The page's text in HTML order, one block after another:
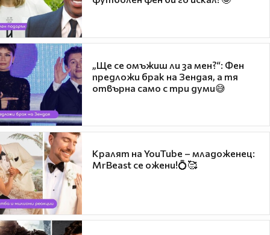
„Ще се омъжиш ли за мен?“: Фен
предложи брак на Зендая, а тя
отвърна само с три думи😅
Кралят на YouTube – младоженец:
MrBeast се ожени!💍🥰